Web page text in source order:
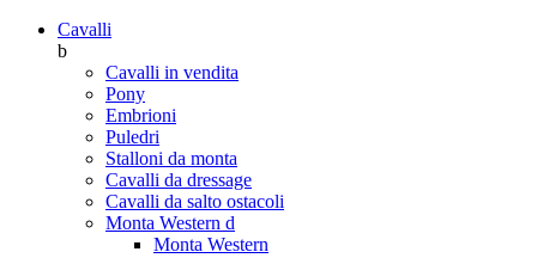
Cavalli
b
Cavalli in vendita
Pony
Embrioni
Puledri
Stalloni da monta
Cavalli da dressage
Cavalli da salto ostacoli
Monta Western d
Monta Western